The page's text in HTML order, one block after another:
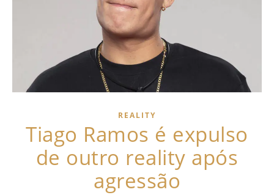
REALITY
Tiago Ramos é expulso
de outro reality após
agressão